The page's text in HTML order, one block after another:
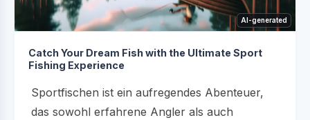
AI-generated
Catch Your Dream Fish with the Ultimate Sport
Fishing Experience
Sportfischen ist ein aufregendes Abenteuer,
das sowohl erfahrene Angler als auch